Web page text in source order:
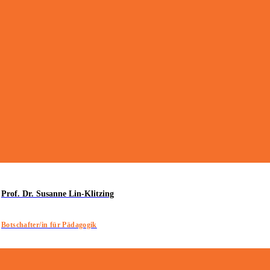
Prof. Dr. Susanne Lin-Klitzing
Botschafter/in für Pädagogik